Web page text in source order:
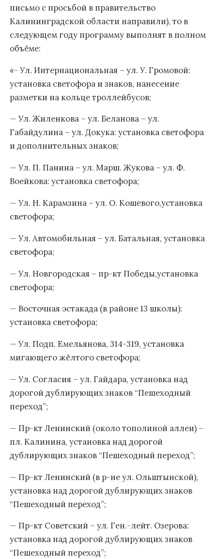
письмо с просьбой в правительство
Калининградской области направили), то в
следующем году программу выполнят в полном
объёме:
«- Ул. Интернациональная – ул. У. Громовой:
установка светофора и знаков, нанесение
разметки на кольце троллейбусов;
— Ул. Жиленкова – ул. Беланова – ул.
Габайдулина – ул. Докука: установка светофора
и дополнительных знаков;
— Ул. П. Панина – ул. Марш. Жукова – ул. Ф.
Воейкова: установка светофора;
— Ул. Н. Карамзина – ул. О. Кошевого,установка
светофора;
— Ул. Автомобильная – ул. Батальная, установка
светофора;
— Ул. Новгородская – пр-кт Победы,установка
светофора;
— Восточная эстакада (в районе 13 школы):
установка светофора;
— Ул. Подп. Емельянова, 314-319, установка
мигающего жёлтого светофора;
— Ул. Согласия – ул. Гайдара, установка над
дорогой дублирующих знаков “Пешеходный
переход”;
— Пр-кт Ленинский (около тополиной аллеи) –
пл. Калинина, установка над дорогой
дублирующих знаков “Пешеходный переход”;
— Пр-кт Ленинский (в р-не ул. Ольштынской),
установка над дорогой дублирующих знаков
“Пешеходный переход”;
— Пр-кт Советский – ул. Ген.-лейт. Озерова:
установка над дорогой дублирующих знаков
“Пешеходный переход”;